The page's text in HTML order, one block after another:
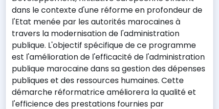
dans le contexte d'une réforme en profondeur de
l'Etat menée par les autorités marocaines à
travers la modernisation de l'administration
publique. L'objectif spécifique de ce programme
est l'amélioration de l'efficacité de l'administration
publique marocaine dans sa gestion des dépenses
publiques et des ressources humaines. Cette
démarche réformatrice améliorera la qualité et
l'efficience des prestations fournies par